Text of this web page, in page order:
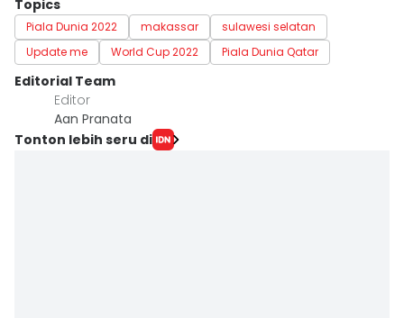
Topics
Piala Dunia 2022 makassar
sulawesi selatan
Update me
World Cup 2022 Piala Dunia Qatar
Editorial Team
Editor
Aan Pranata
Tonton lebih seru di